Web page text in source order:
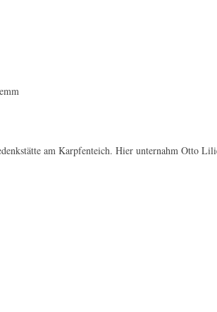
am Karpfenteich. Hier unternahm Otto